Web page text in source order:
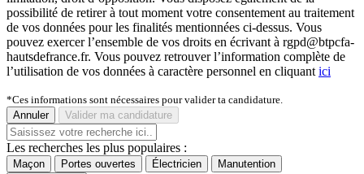
possibilité de retirer à tout moment votre consentement au traitement
de vos données pour les finalités mentionnées ci-dessus. Vous
pouvez exercer l’ensemble de vos droits en écrivant à rgpd@btpcfa-
hautsdefrance.fr. Vous pouvez retrouver l’information complète de
l’utilisation de vos données à caractère personnel en cliquant ici
*Ces informations sont nécessaires pour valider ta candidature.
Annuler
Valider ma candidature
Les recherches les plus populaires :
Maçon Portes ouvertes Électricien
Manutention